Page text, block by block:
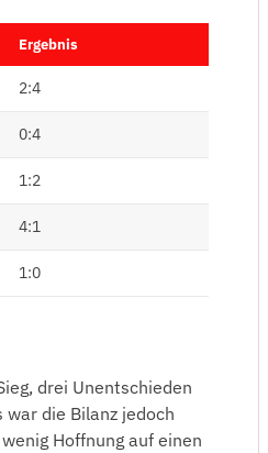
Ergebnis
2:4
0:4
1:2
4:1
1:0
drei Unentschieden
die Bilanz jedoch
Hoffnung auf einen